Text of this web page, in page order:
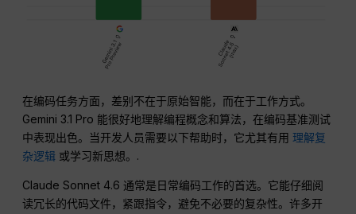
在编码任务方面，差别不在于原始智能，而在于工作方式。
Gemini 3.1 Pro 能很好地理解编程概念和算法，在编码基准测试
中表现出色。当开发人员需要以下帮助时，它尤其有用理解复
杂逻辑 或学习新思想。.
Claude Sonnet 4.6 通常是日常编码工作的首选。它能仔细阅
读冗长的代码文件，紧跟指令，避免不必要的复杂性。许多开